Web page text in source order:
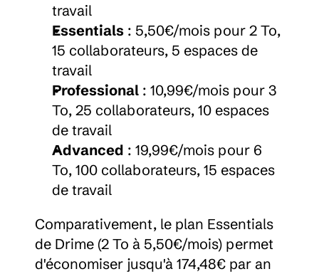
travail
Essentials : 5,50€/mois pour 2 To,
15 collaborateurs, 5 espaces de
travail
Professional : 10,99€/mois pour 3
To, 25 collaborateurs, 10 espaces
de travail
Advanced : 19,99€/mois pour 6
To, 100 collaborateurs, 15 espaces
de travail
Comparativement, le plan Essentials
de Drime (2 To à 5,50€/mois) permet
d'économiser jusqu'à 174,48€ par an